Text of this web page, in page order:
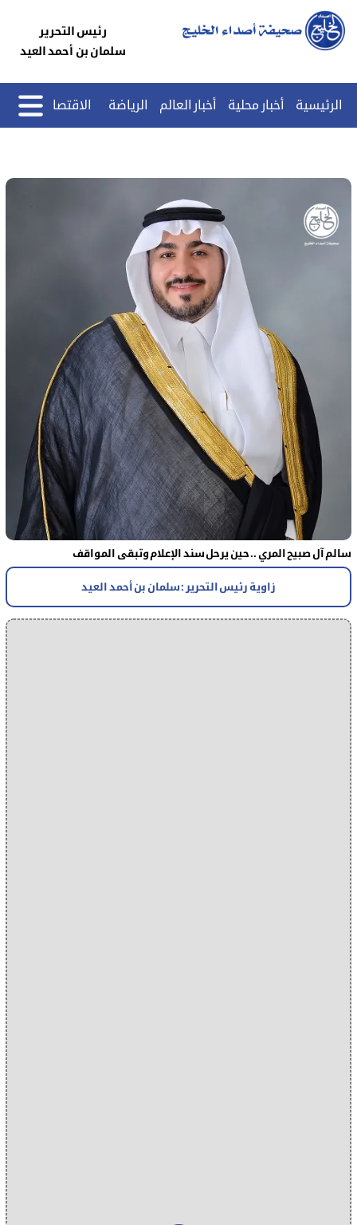
رئيس التحرير
سلمان بن أحمد العيد
الرئيسية أخبار محلية أخبار العالم الرياضة الاقتصاد
سالم آل صبيح المري .. حين يرحل سند الإعلام وتبقى المواقف
زاوية رئيس التحرير : سلمان بن أحمد العيد